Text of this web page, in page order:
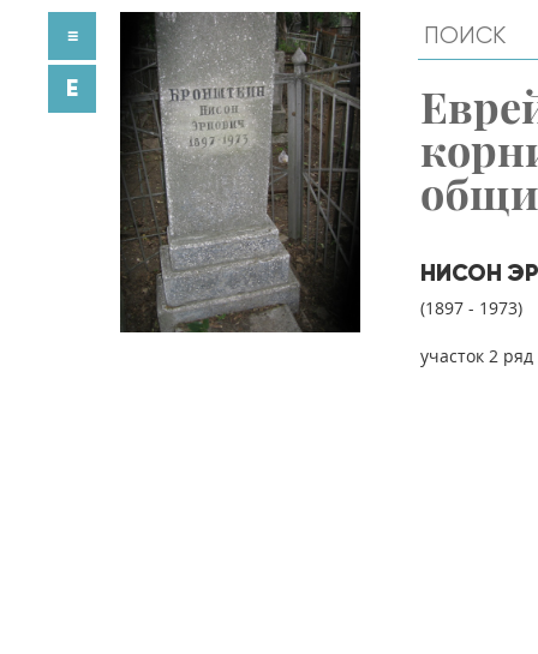
НИСОН
(1897 - 1973)
участок 2
≡
E